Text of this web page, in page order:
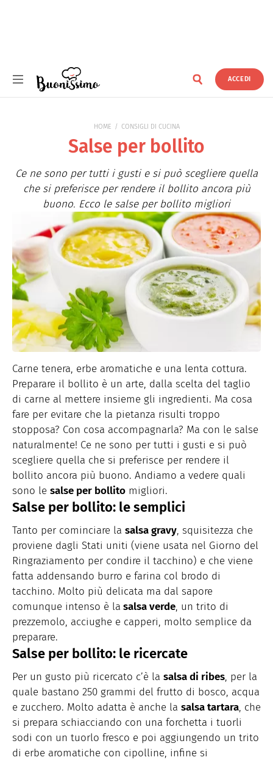
ACCEDI
HOME CONSIGLI DI CUCINA
Salse per bollito
Ce ne sono per tutti i gusti e si può scegliere quella
che si preferisce per rendere il bollito ancora più
buono. Ecco le salse per bollito migliori
Carne tenera, erbe aromatiche e una lenta cottura.
Preparare il bollito è un arte, dalla scelta del taglio
di carne al mettere insieme gli ingredienti. Ma cosa
fare per evitare che la pietanza risulti troppo
stopposa? Con cosa accompagnarla? Ma con le salse
naturalmente! Ce ne sono per tutti i gusti e si può
scegliere quella che si preferisce per rendere il
bollito ancora più buono. Andiamo a vedere quali
sono le salse per bollito migliori.
Salse per bollito: le semplici
Tanto per cominciare la salsa gravy, squisitezza che
proviene dagli Stati uniti (viene usata nel Giorno del
Ringraziamento per condire il tacchino) e che viene
fatta addensando burro e farina col brodo di
tacchino. Molto più delicata ma dal sapore
comunque intenso è la salsa verde, un trito di
prezzemolo, acciughe e capperi, molto semplice da
preparare.
Salse per bollito: le ricercate
Per un gusto più ricercato c’è la salsa di ribes, per la
quale bastano 250 grammi del frutto di bosco, acqua
e zucchero. Molto adatta è anche la salsa tartara, che
si prepara schiacciando con una forchetta i tuorli
sodi con un tuorlo fresco e poi aggiungendo un trito
di erbe aromatiche con cipolline, infine si